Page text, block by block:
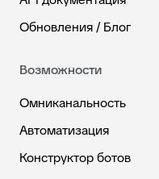
Обновления / Блог
Возможности
Омниканальность
Автоматизация
Конструктор ботов